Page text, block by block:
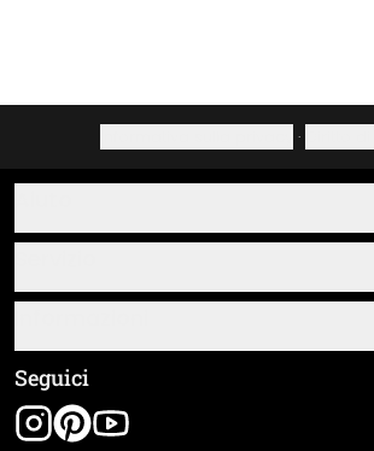
·
Chi siamo
Istruzioni di posa e montaggio
Panoramica dei materiali
Tracciamento spedizione
Termini e condizioni generali
Note legali
Seguici